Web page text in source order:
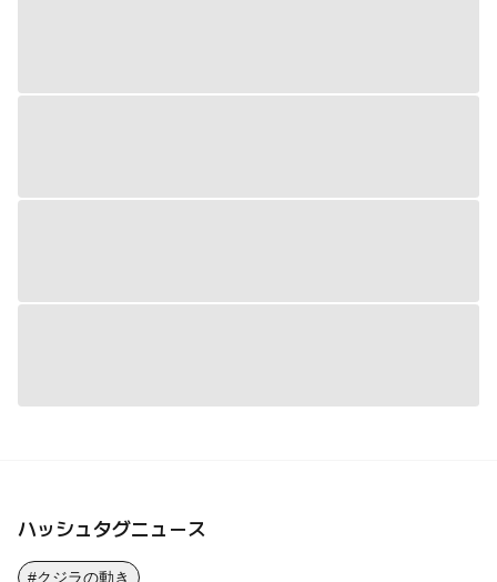
ハッシュタグニュース
#クジラの動き